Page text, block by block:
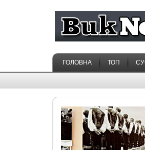
ГОЛОВНА ТОП